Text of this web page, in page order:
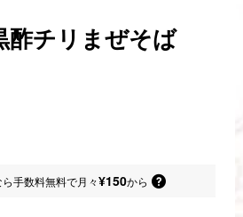
チリまぜそば
手数料無料で月々¥150から